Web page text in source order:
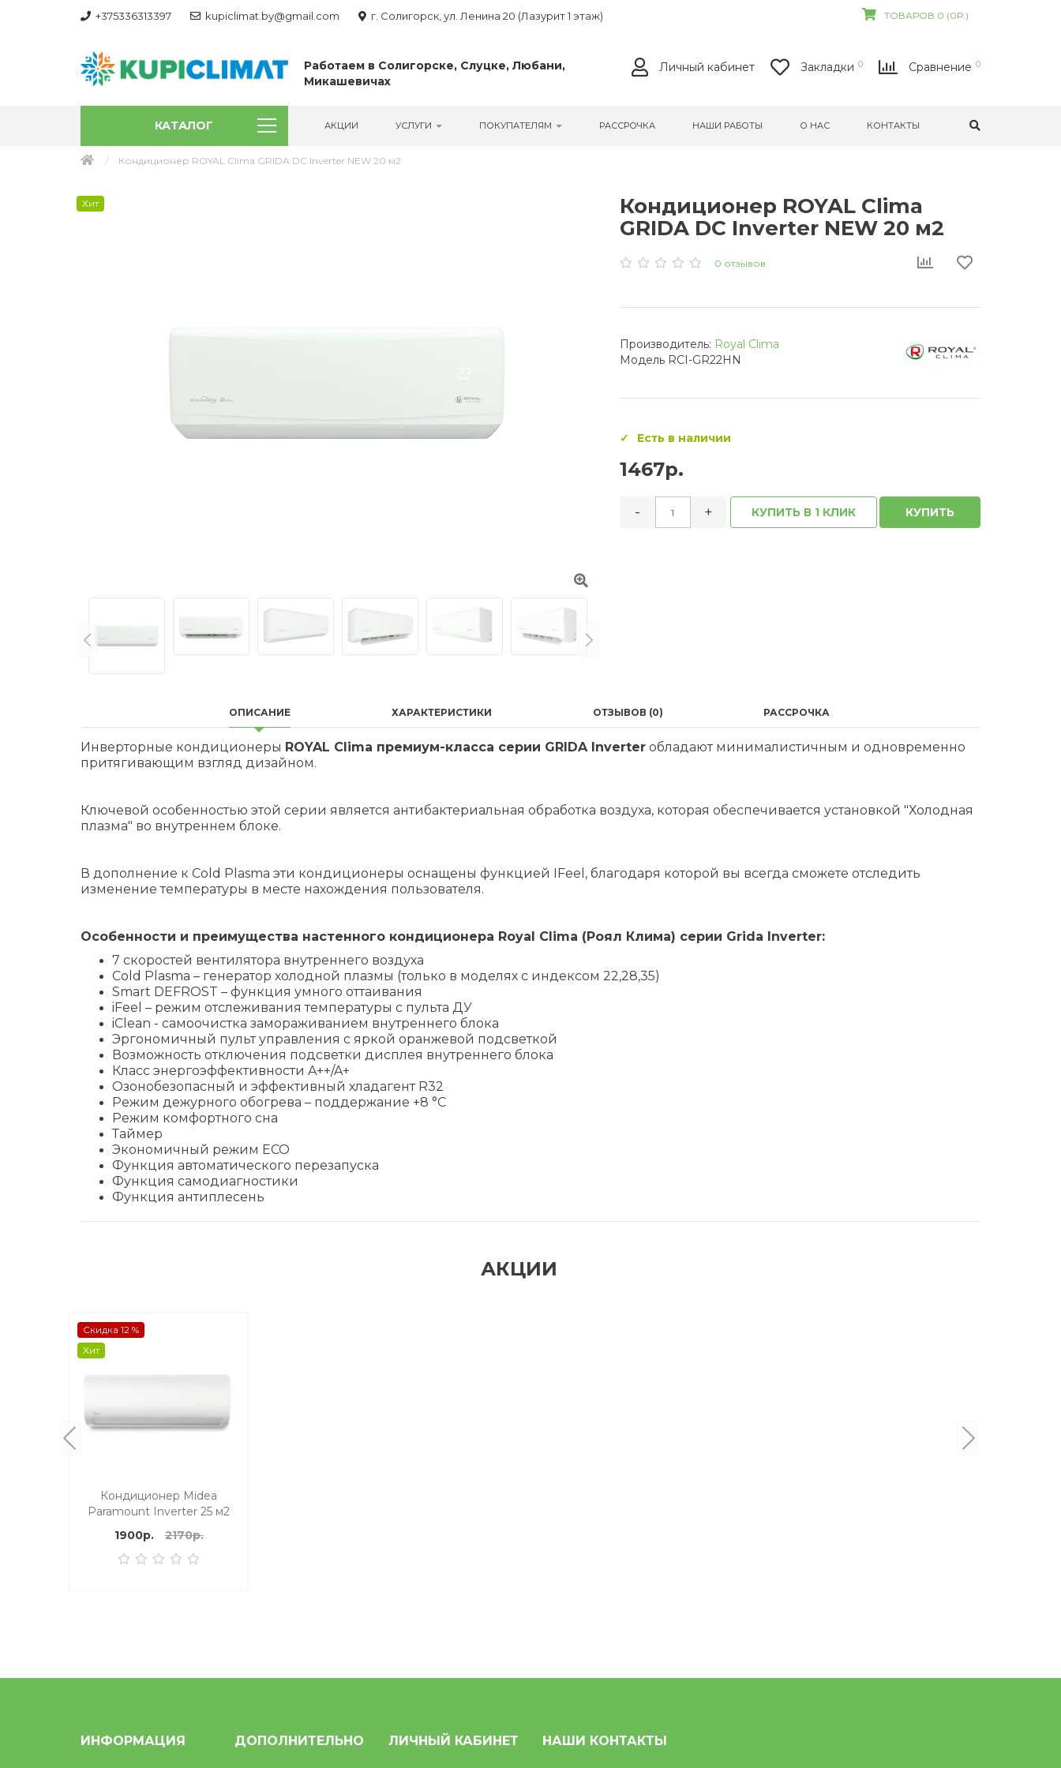
+375336313397 kupiclimat.by@gmail.com г. Солигорск, ул. Ленина 20 (Лазурит 1 этаж) ТОВАРОВ 0 (0Р.)
Работаем в Солигорске, Слуцке, Любани,
Микашевичах
Личный кабинет Закладки 0 Сравнение 0
КАТАЛОГ АКЦИИ УСЛУГИ ПОКУПАТЕЛЯМ РАССРОЧКА НАШИ РАБОТЫ О НАС КОНТАКТЫ
Кондиционер ROYAL Clima GRIDA DC Inverter NEW 20 м2
Хит
Кондиционер ROYAL Clima
GRIDA DC Inverter NEW 20 м2
0 отзывов
Производитель: Royal Clima
Модель RCI-GR22HN
Есть в наличии
1467р.
- + КУПИТЬ В 1 КЛИК КУПИТЬ
ОПИСАНИЕ ХАРАКТЕРИСТИКИ ОТЗЫВОВ (0) РАССРОЧКА
Инверторные кондиционеры ROYAL Clima премиум-класса серии GRIDA Inverter обладают минималистичным и одновременно
притягивающим взгляд дизайном.
Ключевой особенностью этой серии является антибактериальная обработка воздуха, которая обеспечивается установкой "Холодная
плазма" во внутреннем блоке.
В дополнение к Cold Plasma эти кондиционеры оснащены функцией IFeel, благодаря которой вы всегда сможете отследить
изменение температуры в месте нахождения пользователя.
Особенности и преимущества настенного кондиционера Royal Clima (Роял Клима) серии Grida Inverter:
7 скоростей вентилятора внутреннего воздуха
Cold Plasma – генератор холодной плазмы (только в моделях с индексом 22,28,35)
Smart DEFROST – функция умного оттаивания
iFeel – режим отслеживания температуры с пульта ДУ
iClean - cамоочистка замораживанием внутреннего блока
Эргономичный пульт управления с яркой оранжевой подсветкой
Возможность отключения подсветки дисплея внутреннего блока
Класс энергоэффективности A++/A+
Озонобезопасный и эффективный хладагент R32
Режим дежурного обогрева – поддержание +8 °C
Режим комфортного сна
Таймер
Экономичный режим ECO
Функция автоматического перезапуска
Функция самодиагностики
Функция антиплесень
АКЦИИ
Скидка 12 %
Хит
Кондиционер Midea
Paramount Inverter 25 м2
1900р.
2170р.
ИНФОРМАЦИЯ ДОПОЛНИТЕЛЬНО ЛИЧНЫЙ КАБИНЕТ НАШИ КОНТАКТЫ